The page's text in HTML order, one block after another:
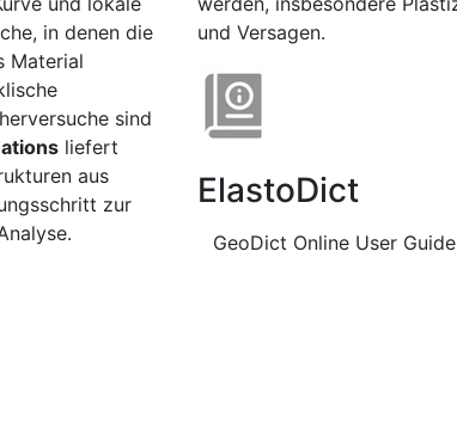
in denen die
Material
sind
liefert
aus
zur
und Versagen.
ElastoDict
GeoDict Online User Guide